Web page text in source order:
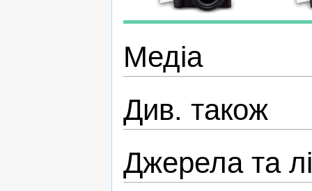
Медіа
Див. також
Джерела та